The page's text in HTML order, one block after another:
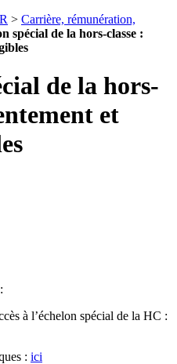
> Carrière, rémunération,
spécial de la hors-classe :
de la hors-
et
à l’échelon spécial de la HC :
: ici